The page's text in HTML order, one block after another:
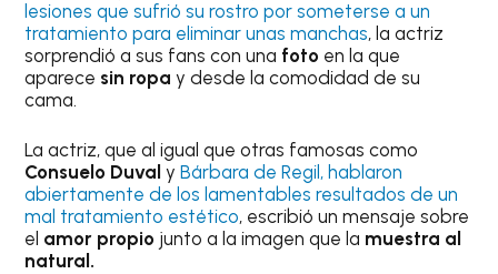
lesiones que sufrió su rostro por someterse a un
tratamiento para eliminar unas manchas, la actriz
sorprendió a sus fans con una foto en la que
aparece sin ropa y desde la comodidad de su
cama.
La actriz, que al igual que otras famosas como
Consuelo Duvaly Bárbara de Regil, hablaron
abiertamente de los lamentables resultados de un
mal tratamiento estético, escribió un mensaje sobre
el amor propio junto a la imagen que la muestra al
natural.